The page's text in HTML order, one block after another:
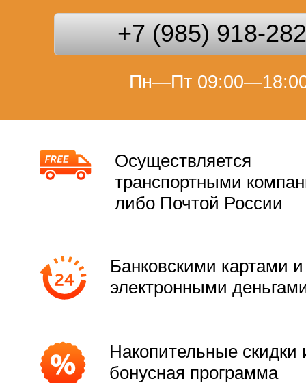
+7 (985) 918-
Пн—Пт
Осуществляется
транспортными
либо Почтой России
Банковскими картами и
электронными
Накопительные скидки
бонусная программа